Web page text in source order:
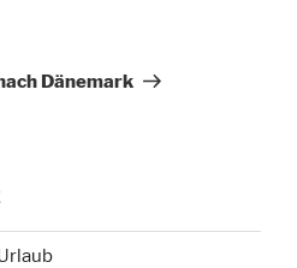
Dänemark